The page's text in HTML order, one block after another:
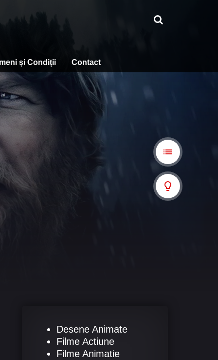
și Condiții Contact
Desene Animate
Filme Actiune
Filme Animatie